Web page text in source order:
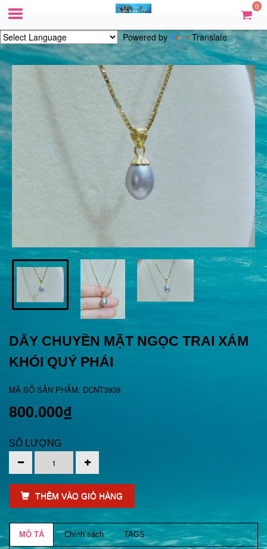
0
Powered by Translate
DÂY CHUYỀN MẶT NGỌC TRAI XÁM
KHÓI QUÝ PHÁI
MÃ SỐ SẢN PHẨM: DCNT3939
800.000₫
SỐ LƯỢNG
THÊM VÀO GIỎ HÀNG
MÔ TẢ Chính sách TAGS